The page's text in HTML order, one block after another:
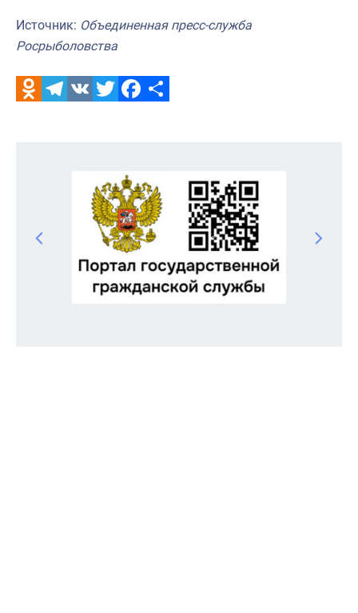
Источник: Объединенная пресс-служба
Росрыболовства